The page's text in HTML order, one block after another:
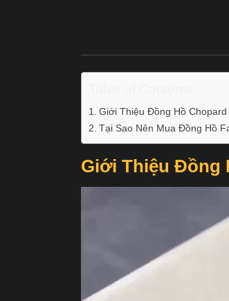
Giới Thiệu Đồng Hồ Chopard
Tại Sao Nên Mua Đồng Hồ
Giới Thiệu Đồng